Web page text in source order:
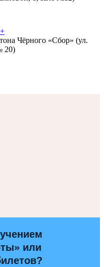
Чёрного «Сбор» (ул.
20)
или